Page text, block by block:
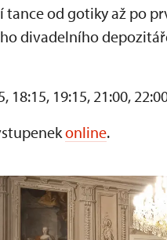
tance od gotiky až po
divadelního
18:15, 19:15, 21:00,
online.